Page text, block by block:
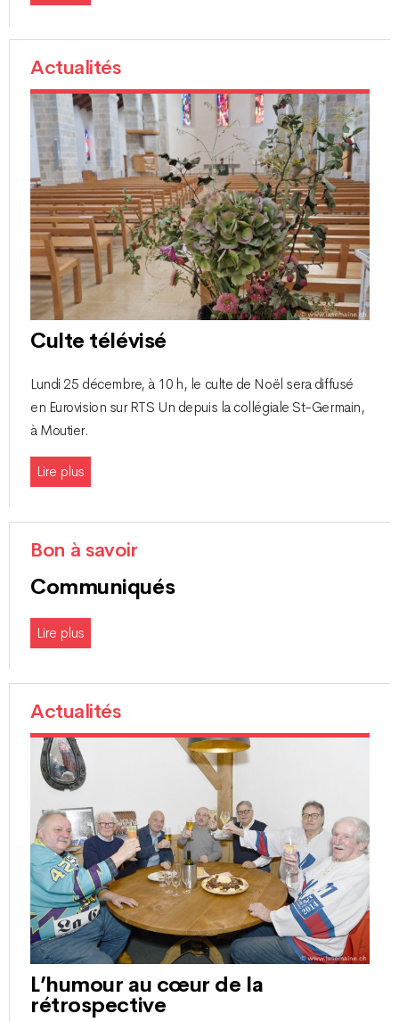
Actualités
Culte télévisé
Lundi 25 décembre, à 10 h, le culte de Noël sera diffusé
en Eurovision sur RTS Un depuis la collégiale St-Germain,
à Moutier.
Lire plus
Bon à savoir
Communiqués
Lire plus
Actualités
L’humour au cœur de la
rétrospective